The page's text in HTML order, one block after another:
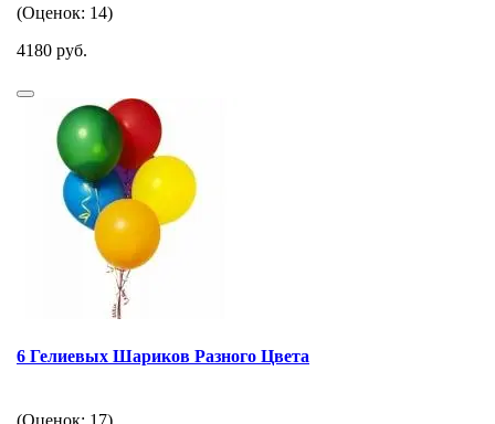
(Оценок: 14)
4180 руб.
6 Гелиевых Шариков Разного Цвета
(Оценок: 17)